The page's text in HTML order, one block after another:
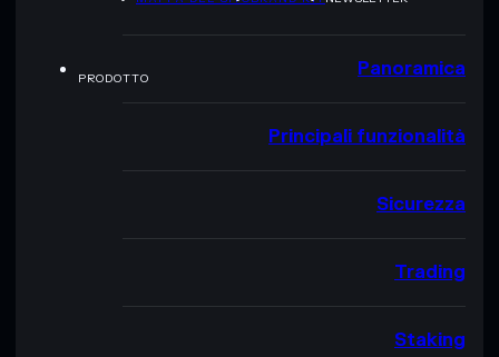
PRODOTTO Panoramica
Principali funzionalità
Sicurezza
Trading
Staking